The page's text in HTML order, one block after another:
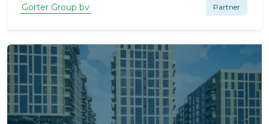
schaartrap. De toepassing zorgt voor een
minimale impact op de beschikbare ruimte in
de woning.
Gorter Group bv Partner